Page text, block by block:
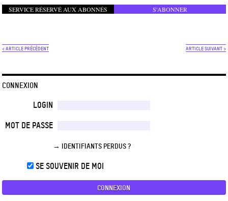
SERVICE RÉSERVÉ AUX ABONNÉS
S'ABONNER
ARTICLE SUIVANT >
< ARTICLE PRÉCÉDENT
CONNEXION
LOGIN
MOT DE PASSE
→ IDENTIFIANTS PERDUS ?
SE SOUVENIR DE MOI